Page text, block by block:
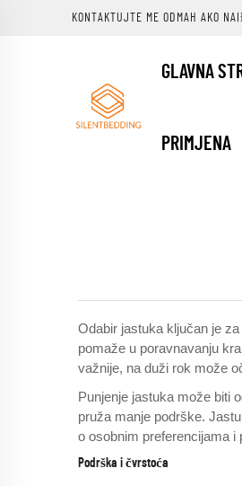
KONTAKTUJTE ME ODMAH AKO
GLAVNA
PRIMJENA
Odabir jastuka ključan je
pomaže u poravnavanju
važnije, na duži rok može
Punjenje jastuka može biti
pruža manje podrške.
o osobnim preferencijama i
Podrška i čvrstoća